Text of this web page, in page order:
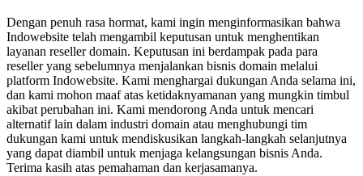
Dengan penuh rasa hormat, kami ingin menginformasikan bahwa
Indowebsite telah mengambil keputusan untuk menghentikan
layanan reseller domain. Keputusan ini berdampak pada para
reseller yang sebelumnya menjalankan bisnis domain melalui
platform Indowebsite. Kami menghargai dukungan Anda selama ini,
dan kami mohon maaf atas ketidaknyamanan yang mungkin timbul
akibat perubahan ini. Kami mendorong Anda untuk mencari
alternatif lain dalam industri domain atau menghubungi tim
dukungan kami untuk mendiskusikan langkah-langkah selanjutnya
yang dapat diambil untuk menjaga kelangsungan bisnis Anda.
Terima kasih atas pemahaman dan kerjasamanya.